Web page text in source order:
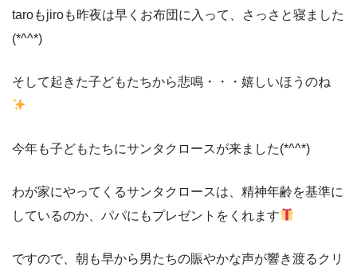
taroもjiroも昨夜は早くお布団に入って、さっさと寝ました
(*^^*)
そして起きた子どもたちから悲鳴・・・嬉しいほうのね
今年も子どもたちにサンタクロースが来ました(*^^*)
わが家にやってくるサンタクロースは、精神年齢を基準に
しているのか、パパにもプレゼントをくれます
ですので、朝も早から男たちの賑やかな声が響き渡るクリ